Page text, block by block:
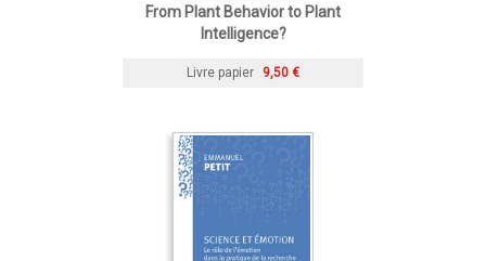
From Plant Behavior to Plant
Intelligence?
Livre papier 9,50 €